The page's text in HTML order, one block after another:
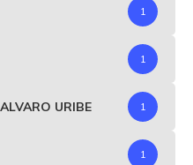
1
1
URIBE 1
1